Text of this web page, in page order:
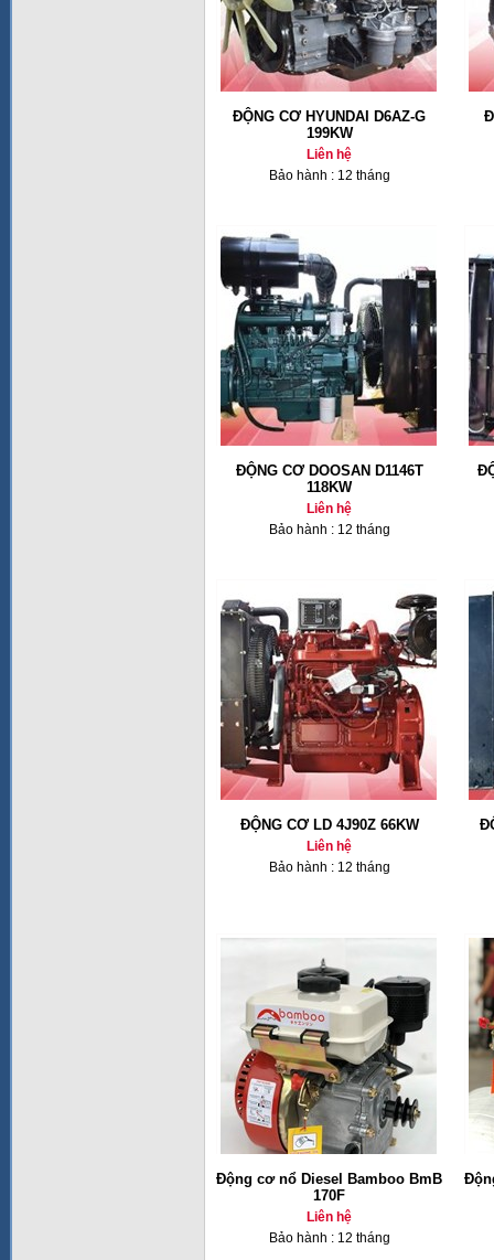
ĐỘNG CƠ HYUNDAI D6AZ-G
199KW
Liên hệ
Bảo hành : 12 tháng
ĐỘNG CƠ DOOSAN D1146T
118KW
Liên hệ
Bảo hành : 12 tháng
ĐỘNG CƠ LD 4J90Z 66KW
Liên hệ
Bảo hành : 12 tháng
Động cơ nổ Diesel Bamboo BmB
170F
Liên hệ
Bảo hành : 12 tháng